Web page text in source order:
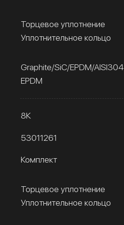
Торцевое уплотнение
Уплотнительное кольцо
Graphite/SiC/EPDM/AISI304
EPDM
8К
53011261
Комплект
Торцевое уплотнение
Уплотнительное кольцо